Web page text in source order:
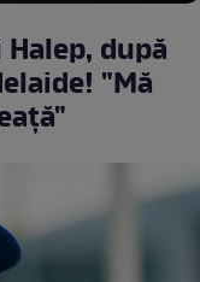
după
"Mă